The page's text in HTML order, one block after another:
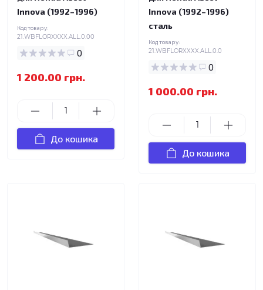
Innova (1992–1996)
Код товару:
21.WBFLORXXXX.ALL.0.00
0
1 200.00 грн.
До кошика
Innova (1992–1996)
сталь
Код товару:
21.WBFLORXXXX.ALL.0.0
0
1 000.00 грн.
До кошика